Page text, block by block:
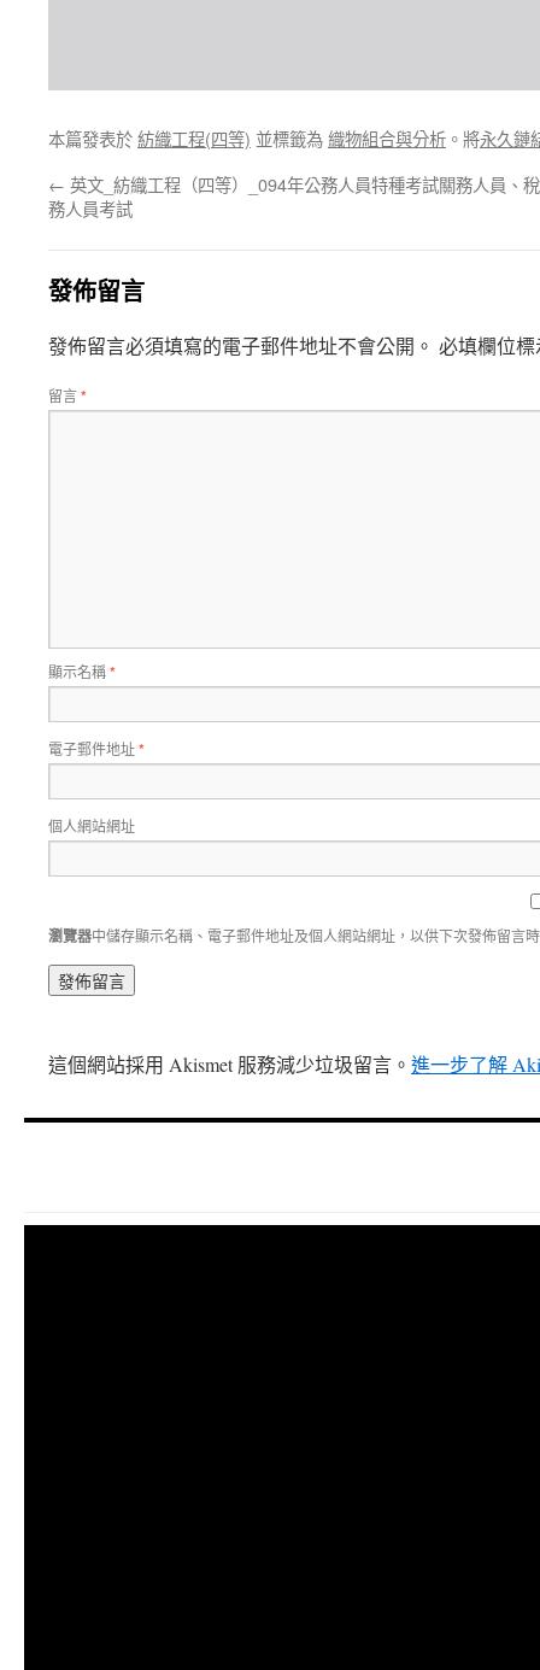
本篇發表於紡織工程(四等) 並標籤為織物組合與分析 。將永久鏈
← 英文_紡織工程（四等）_094年公務人員特種考試關務人員、稅
務人員考試
發佈留言
發佈留言必須填寫的電子郵件地址不會公開。 必填欄位
留言*
顯示名稱*
電子郵件地址*
個人網站網址
瀏覽器中儲存顯示名稱、電子郵件地址及個人網站網址，以供下次發佈留言
這個網站採用 Akismet 服務減少垃圾留言。 進一步了解